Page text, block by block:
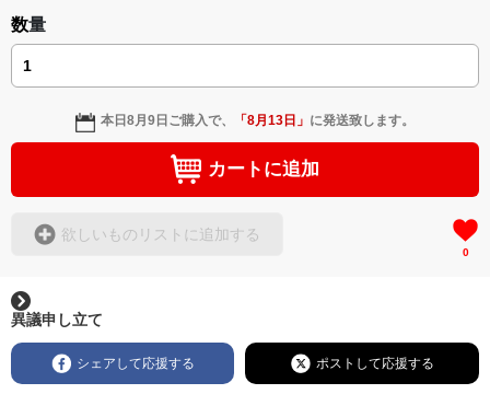
数量
本日8月9日 ご購入で、 「8月13日 」 に発送致します。
カートに追加
欲しいものリストに追加する
0
異議申し立て
シェアして応援する ポストして応援する